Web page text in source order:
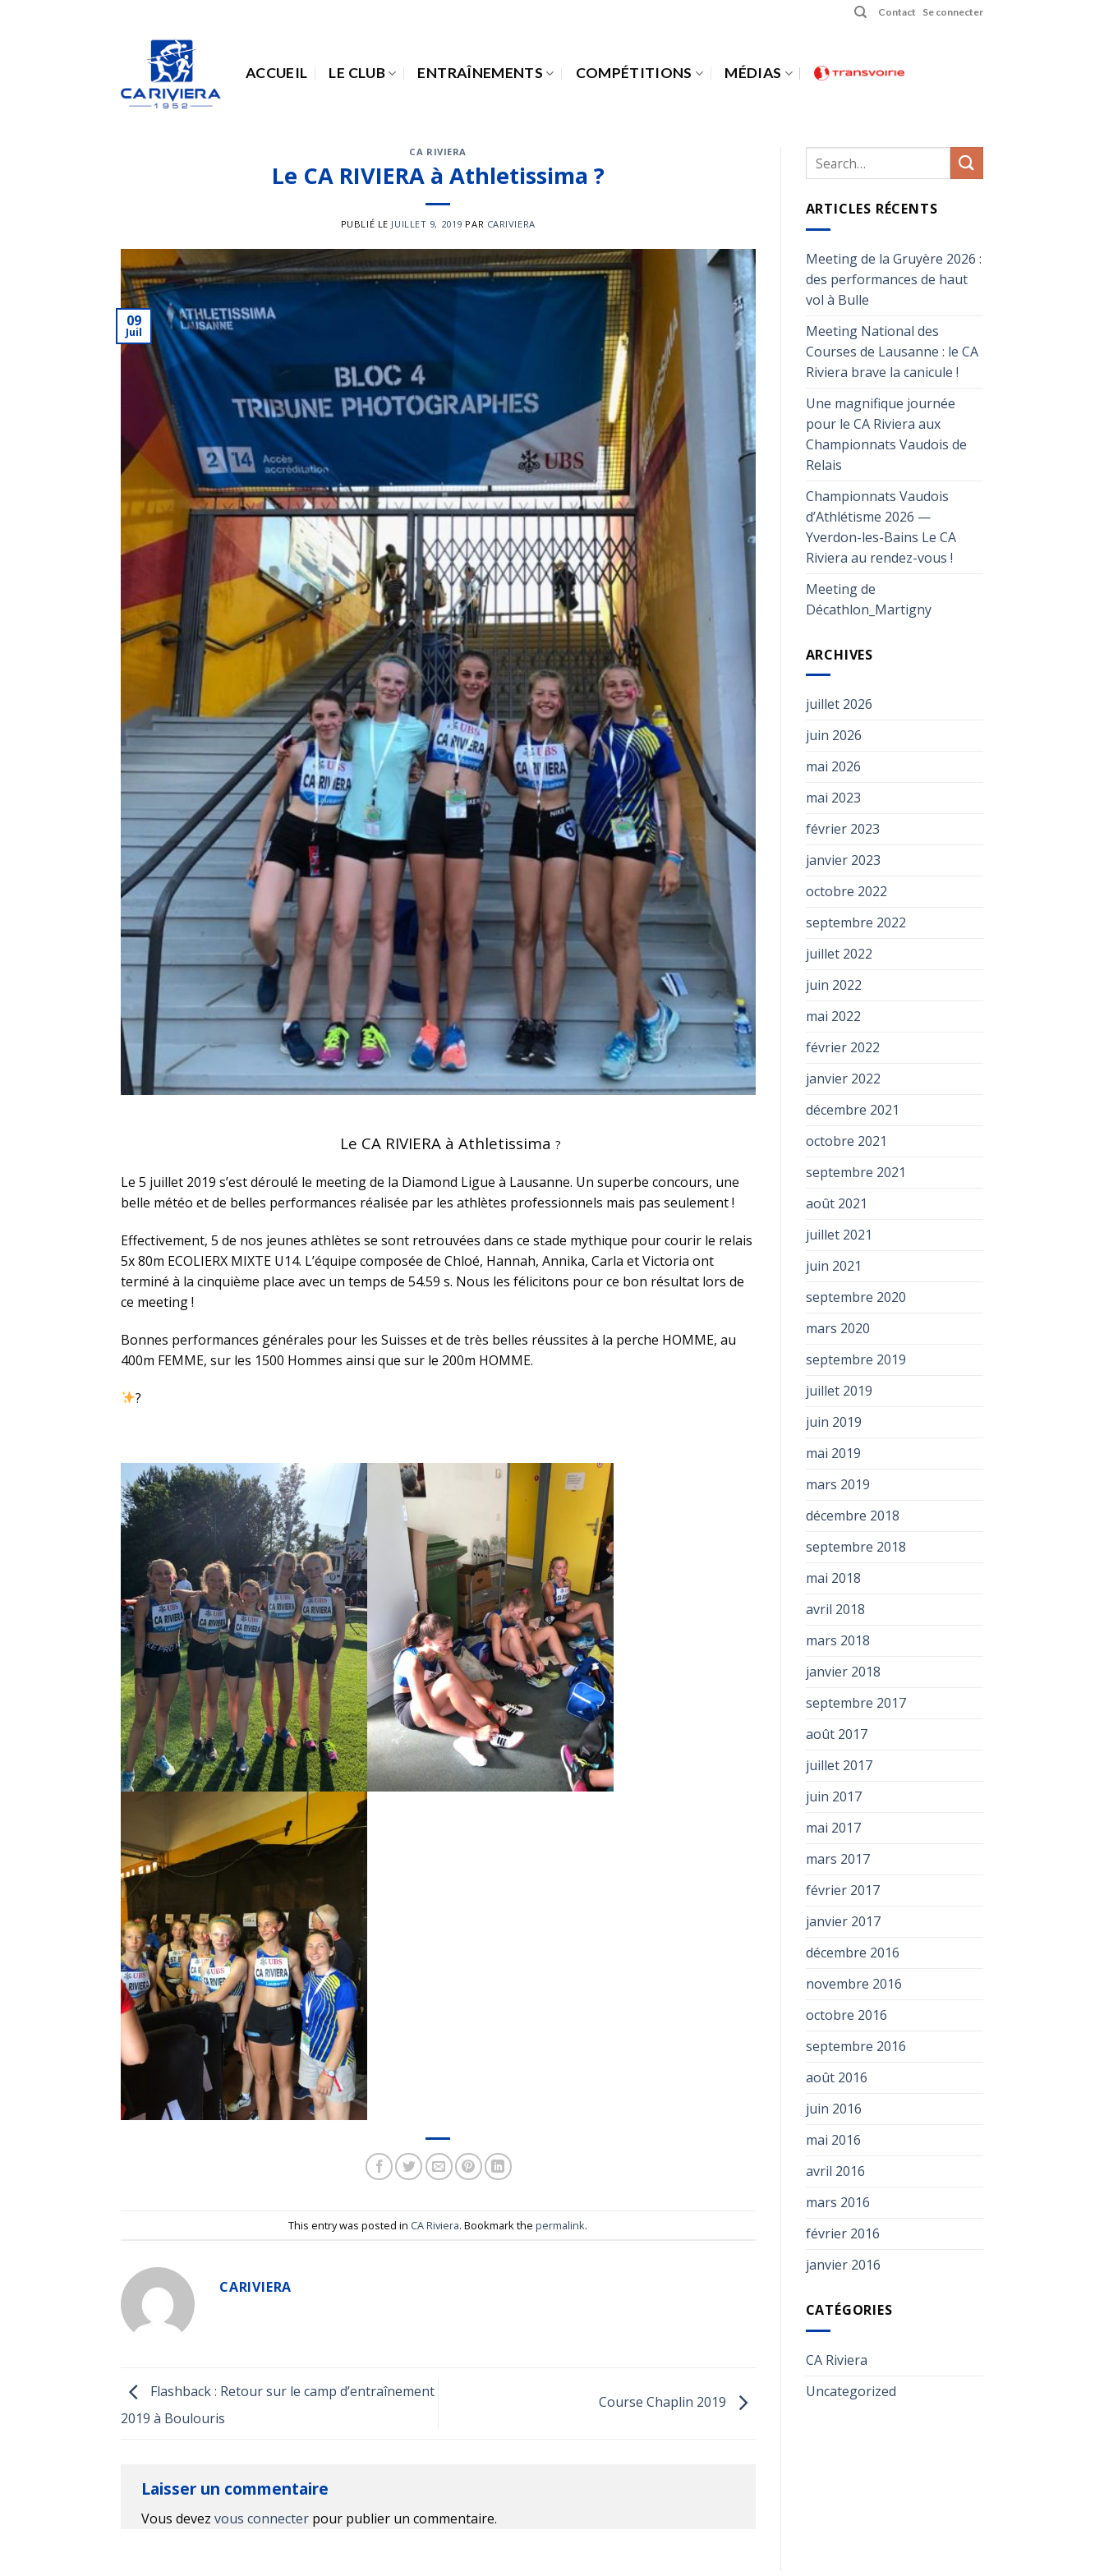
Contact Se connecter
ACCUEIL LE CLUB ENTRAÎNEMENTS COMPÉTITIONS MÉDIAS
CA RIVIERA
Le CA RIVIERA à Athletissima ?
PUBLIÉ LE JUILLET 9, 2019 PAR CARIVIERA
09
Juil
Le CA RIVIERA à Athletissima ?
Le 5 juillet 2019 s’est déroulé le meeting de la Diamond Ligue à Lausanne. Un superbe concours, une
belle météo et de belles performances réalisée par les athlètes professionnels mais pas seulement !
Effectivement, 5 de nos jeunes athlètes se sont retrouvées dans ce stade mythique pour courir le relais
5x 80m ECOLIERX MIXTE U14. L’équipe composée de Chloé, Hannah, Annika, Carla et Victoria ont
terminé à la cinquième place avec un temps de 54.59 s. Nous les félicitons pour ce bon résultat lors de
ce meeting !
Bonnes performances générales pour les Suisses etde très belles réussites à la perche HOMME, au
400m FEMME, sur les 1500 Hommes ainsi que sur le 200m HOMME.
?
This entry was posted in CA Riviera. Bookmark thepermalink.
CARIVIERA
Flashback : Retour sur le camp d’entraînement
2019 à Boulouris
Course Chaplin 2019
Laisser un commentaire
Vous devez vous connecter pour publier un commentaire.
ARTICLES RÉCENTS
Meeting de la Gruyère 2026 :
des performances de haut
vol à Bulle
Meeting National des
Courses de Lausanne : le CA
Riviera brave la canicule !
Une magnifique journée
pour le CA Riviera aux
Championnats Vaudois de
Relais
Championnats Vaudois
d’Athlétisme 2026 —
Yverdon-les-Bains Le CA
Riviera au rendez-vous !
Meeting de
Décathlon_Martigny
ARCHIVES
juillet 2026
juin 2026
mai 2026
mai 2023
février 2023
janvier 2023
octobre 2022
septembre 2022
juillet 2022
juin 2022
mai 2022
février 2022
janvier 2022
décembre 2021
octobre 2021
septembre 2021
août 2021
juillet 2021
juin 2021
septembre 2020
mars 2020
septembre 2019
juillet 2019
juin 2019
mai 2019
mars 2019
décembre 2018
septembre 2018
mai 2018
avril 2018
mars 2018
janvier 2018
septembre 2017
août 2017
juillet 2017
juin 2017
mai 2017
mars 2017
février 2017
janvier 2017
décembre 2016
novembre 2016
octobre 2016
septembre 2016
août 2016
juin 2016
mai 2016
avril 2016
mars 2016
février 2016
janvier 2016
CATÉGORIES
CA Riviera
Uncategorized